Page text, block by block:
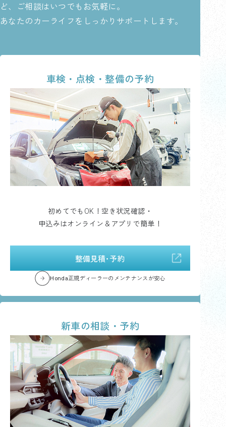
ど、ご相談はいつでもお気軽に。
あなたのカーライフをしっかりサポートします。
車検・点検・整備の予約
初めてでもOK！空き状況確認・
申込みはオンライン＆アプリで簡単！
整備見積･予約
Honda正規ディーラーのメンテナンスが安心
新車の相談・予約